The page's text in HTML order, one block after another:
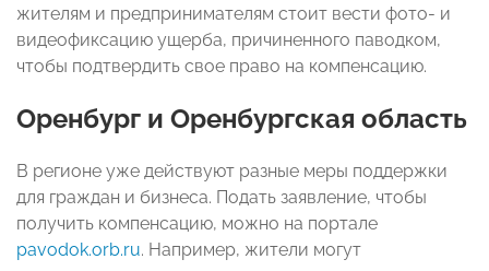
жителям и предпринимателям стоит вести фото- и
видеофиксацию ущерба, причиненного паводком,
чтобы подтвердить свое право на компенсацию.
Оренбург и Оренбургская область
В регионе уже действуют разные меры поддержки
для граждан и бизнеса. Подать заявление, чтобы
получить компенсацию, можно на портале
pavodok.orb.ru. Например, жители могут